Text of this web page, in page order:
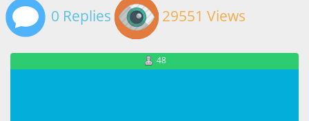
0 Replies 29551 Views
48